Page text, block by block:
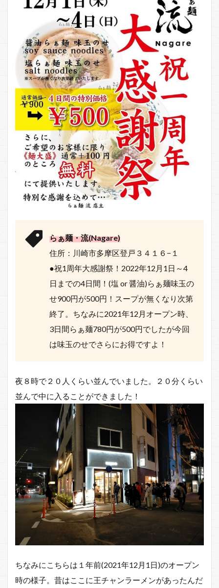
らぁ麺・流(Nagare)
住所：川崎市多摩区登戸３４１６−１
●祝1周年大感謝祭！2022年12月1日～4
日までの4日間！(塩 or 醤油)らぁ麺味玉の
せ900円が500円！スープが無くなり次第
終了。ちなみに2021年12月オープン時、
3日間らぁ麺780円が500円でしたが今回
は味玉のせでさらにお得ですよ！
夜８時で２０人くらい並んでいました。２０分くらい
並んで中に入ることができました！
ちなみにこちらは１年前(2021年12月1日)のオープン
時の様子。昔はここに王チャンラーメンがあったんだ